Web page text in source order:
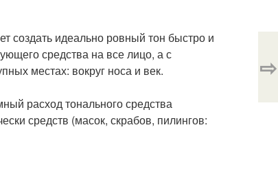
создать идеально ровный тон быстро и
средства на все лицо, а с
местах: вокруг носа и век.
расход тонального средства
средств (масок, скрабов, пилингов:
⇨